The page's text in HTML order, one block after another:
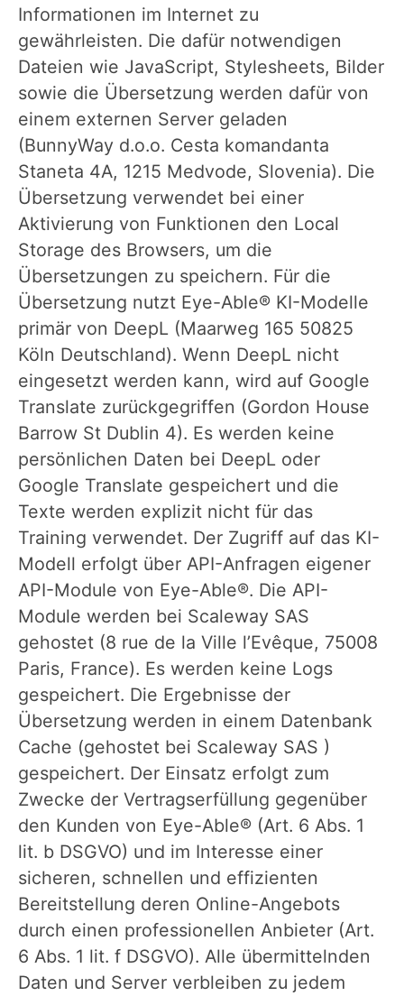
Informationen im Internet zu
gewährleisten. Die dafür notwendigen
Dateien wie JavaScript, Stylesheets, Bilder
sowie die Übersetzung werden dafür von
einem externen Server geladen
(BunnyWay d.o.o. Cesta komandanta
Staneta 4A, 1215 Medvode, Slovenia). Die
Übersetzung verwendet bei einer
Aktivierung von Funktionen den Local
Storage des Browsers, um die
Übersetzungen zu speichern. Für die
Übersetzung nutzt Eye-Able® KI-Modelle
primär von DeepL (Maarweg 165 50825
Köln Deutschland). Wenn DeepL nicht
eingesetzt werden kann, wird auf Google
Translate zurückgegriffen (Gordon House
Barrow St Dublin 4). Es werden keine
persönlichen Daten bei DeepL oder
Google Translate gespeichert und die
Texte werden explizit nicht für das
Training verwendet. Der Zugriff auf das KI-
Modell erfolgt über API-Anfragen eigener
API-Module von Eye-Able®. Die API-
Module werden bei Scaleway SAS
gehostet (8 rue de la Ville l’Evêque, 75008
Paris, France). Es werden keine Logs
gespeichert. Die Ergebnisse der
Übersetzung werden in einem Datenbank
Cache (gehostet bei Scaleway SAS )
gespeichert. Der Einsatz erfolgt zum
Zwecke der Vertragserfüllung gegenüber
den Kunden von Eye-Able® (Art. 6 Abs. 1
lit. b DSGVO) und im Interesse einer
sicheren, schnellen und effizienten
Bereitstellung deren Online-Angebots
durch einen professionellen Anbieter (Art.
6 Abs. 1 lit. f DSGVO). Alle übermittelnden
Daten und Server verbleiben zu jedem